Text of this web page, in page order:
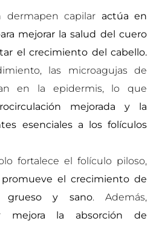
dermapen capilar actúa en
mejorar la salud del cuero
el crecimiento del cabello.
las microagujas de
en la epidermis, lo que
mejorada y la
esenciales a los folículos
fortalece el folículo piloso,
promueve el crecimiento de
grueso y sano. Además,
mejora la absorción de